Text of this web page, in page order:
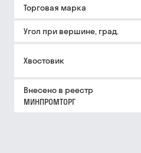
Торговая марка
Угол при вершине, град.
Хвостовик
Внесено в реестр
МИНПРОМТОРГ